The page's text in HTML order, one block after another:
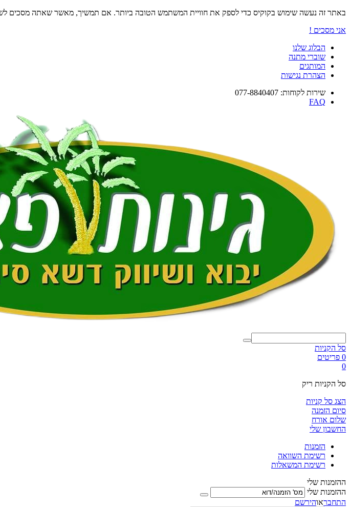
באתר זה נעשה שימוש בקוקיס כדי לספק את חוויית המשתמש הטובה ביותר. אם תמשיך, מאשר שאתה מסכים
אני מסכים !
הבלוג שלנו
שוברי מתנה
המותגים
הצהרת נגישות
שירות לקוחות: 077-8840407
FAQ
סל הקניות
0 פריטים
0
סל הקניות ריק
הצג סל קניות
סיום הזמנה
שלום אורח
החשבון שלי
הזמנות
רשימת השוואה
רשימת המשאלות
ההזמנות שלי
ההזמנות שלי
התחבראוהירשם